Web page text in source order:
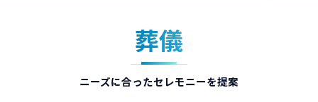
葬儀
ニーズに合ったセレモニーを提案